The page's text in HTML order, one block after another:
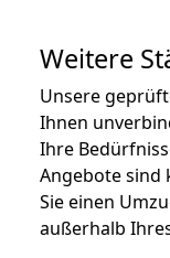
Weitere
Unsere
Ihnen
Ihre
Angebote sind
Sie einen
außerhalb